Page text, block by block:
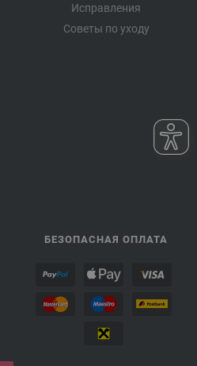
Исправления
Советы по уходу
БЕЗОПАСНАЯ ОПЛАТА